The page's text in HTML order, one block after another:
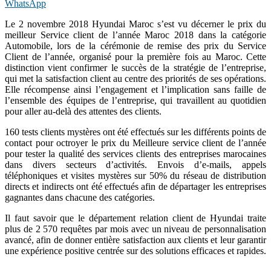
WhatsApp
Le 2 novembre 2018 Hyundai Maroc s’est vu décerner le prix du
meilleur Service client de l’année Maroc 2018 dans la catégorie
Automobile, lors de la cérémonie de remise des prix du Service
Client de l’année, organisé pour la première fois au Maroc. Cette
distinction vient confirmer le succès de la stratégie de l’entreprise,
qui met la satisfaction client au centre des priorités de ses opérations.
Elle récompense ainsi l’engagement et l’implication sans faille de
l’ensemble des équipes de l’entreprise, qui travaillent au quotidien
pour aller au-delà des attentes des clients.
160 tests clients mystères ont été effectués sur les différents points de
contact pour octroyer le prix du Meilleure service client de l’année
pour tester la qualité des services clients des entreprises marocaines
dans divers secteurs d’activités. Envois d’e-mails, appels
téléphoniques et visites mystères sur 50% du réseau de distribution
directs et indirects ont été effectués afin de départager les entreprises
gagnantes dans chacune des catégories.
Il faut savoir que le département relation client de Hyundai traite
plus de 2 570 requêtes par mois avec un niveau de personnalisation
avancé, afin de donner entière satisfaction aux clients et leur garantir
une expérience positive centrée sur des solutions efficaces et rapides.